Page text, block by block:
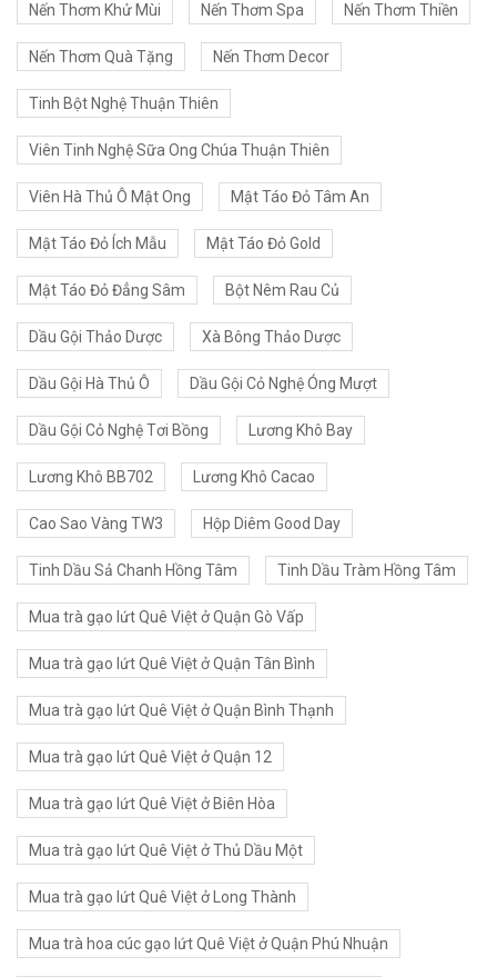
Nến Thơm Khử Mùi Nến Thơm Spa Nến Thơm Thiền
Nến Thơm Quà Tặng Nến Thơm Decor
Tinh Bột Nghệ Thuận Thiên
Viên Tinh Nghệ Sữa Ong Chúa Thuận Thiên
Viên Hà Thủ Ô Mật Ong Mật Táo Đỏ Tâm An
Mật Táo Đỏ Ích Mẫu Mật Táo Đỏ Gold
Mật Táo Đỏ Đẳng Sâm Bột Nêm Rau Củ
Dầu Gội Thảo Dược Xà Bông Thảo Dược
Dầu Gội Hà Thủ Ô Dầu Gội Cỏ Nghệ Óng Mượt
Dầu Gội Cỏ Nghệ Tơi Bồng Lương Khô Bay
Lương Khô BB702 Lương Khô Cacao
Cao Sao Vàng TW3 Hộp Diêm Good Day
Tinh Dầu Sả Chanh Hồng Tâm Tinh Dầu Tràm Hồng Tâm
Mua trà gạo lứt Quê Việt ở Quận Gò Vấp
Mua trà gạo lứt Quê Việt ở Quận Tân Bình
Mua trà gạo lứt Quê Việt ở Quận Bình Thạnh
Mua trà gạo lứt Quê Việt ở Quận 12
Mua trà gạo lứt Quê Việt ở Biên Hòa
Mua trà gạo lứt Quê Việt ở Thủ Dầu Một
Mua trà gạo lứt Quê Việt ở Long Thành
Mua trà hoa cúc gạo lứt Quê Việt ở Quận Phú Nhuận